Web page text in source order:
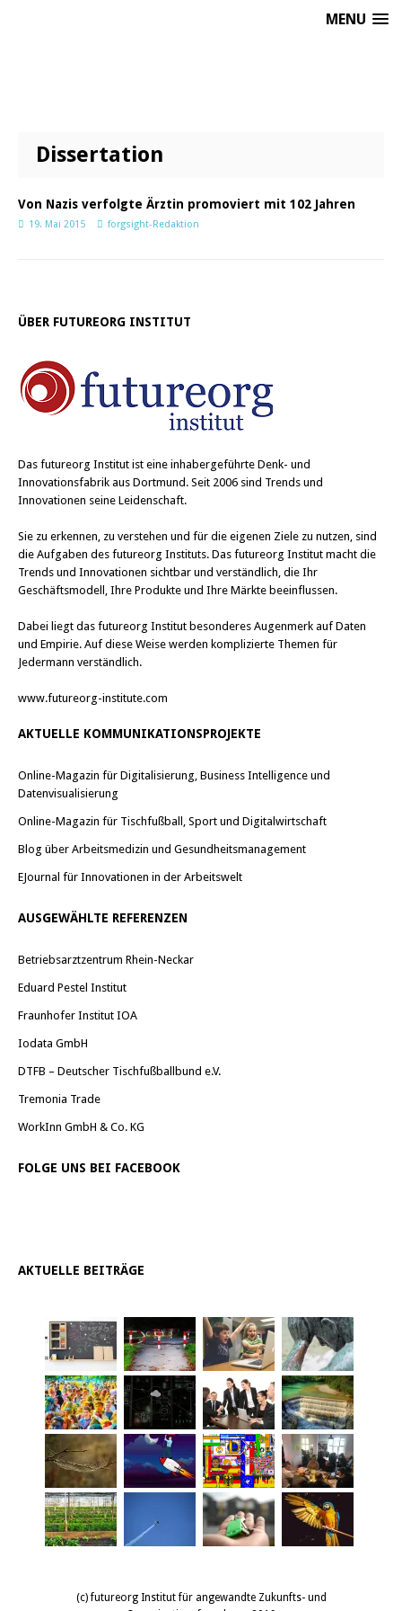
MENU
Dissertation
Von Nazis verfolgte Ärztin promoviert mit 102 Jahren
19. Mai 2015 forgsight-Redaktion
ÜBER FUTUREORG INSTITUT
Das futureorg Institut ist eine inhabergeführte Denk- und
Innovationsfabrik aus Dortmund. Seit 2006 sind Trends und
Innovationen seine Leidenschaft.
Sie zu erkennen, zu verstehen und für die eigenen Ziele zu nutzen, sind
die Aufgaben des futureorg Instituts. Das futureorg Institut macht die
Trends und Innovationen sichtbar und verständlich, die Ihr
Geschäftsmodell, Ihre Produkte und Ihre Märkte beeinflussen.
Dabei liegt das futureorg Institut besonderes Augenmerk auf Daten
und Empirie. Auf diese Weise werden komplizierte Themen für
Jedermann verständlich.
www.futureorg-institute.com
AKTUELLE KOMMUNIKATIONSPROJEKTE
Online-Magazin für Digitalisierung, Business Intelligence und
Datenvisualisierung
Online-Magazin für Tischfußball, Sport und Digitalwirtschaft
Blog über Arbeitsmedizin und Gesundheitsmanagement
EJournal für Innovationen in der Arbeitswelt
AUSGEWÄHLTE REFERENZEN
Betriebsarztzentrum Rhein-Neckar
Eduard Pestel Institut
Fraunhofer Institut IOA
Iodata GmbH
DTFB – Deutscher Tischfußballbund e.V.
Tremonia Trade
WorkInn GmbH & Co. KG
FOLGE UNS BEI FACEBOOK
AKTUELLE BEITRÄGE
(c) futureorg Institut für angewandte Zukunfts- und